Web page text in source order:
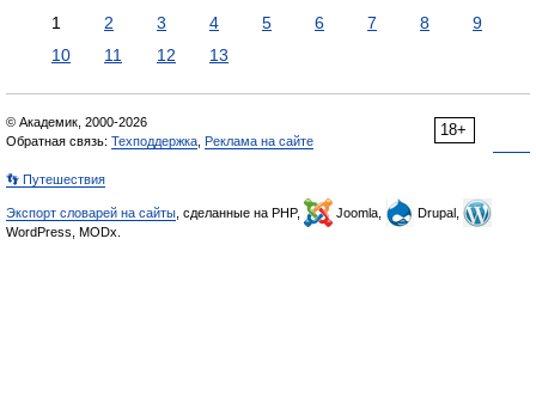
1 2 3 4 5 6 7 8
9
10
11 12 13
18+
© Академик, 2000-2026
Обратная связь: Техподдержка Реклама на сайте
👣 Путешествия
Экспорт словарей на сайты , сделанные на PHP, Joomla,
Drupal,
WordPress, MODx.